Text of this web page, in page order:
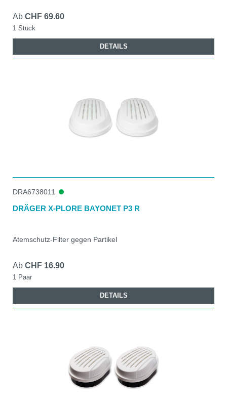
Ab CHF 69.60
1 Stück
DETAILS
DRA6738011
DRÄGER X-PLORE BAYONET P3 R
Atemschutz-Filter gegen Partikel
Ab CHF 16.90
1 Paar
DETAILS